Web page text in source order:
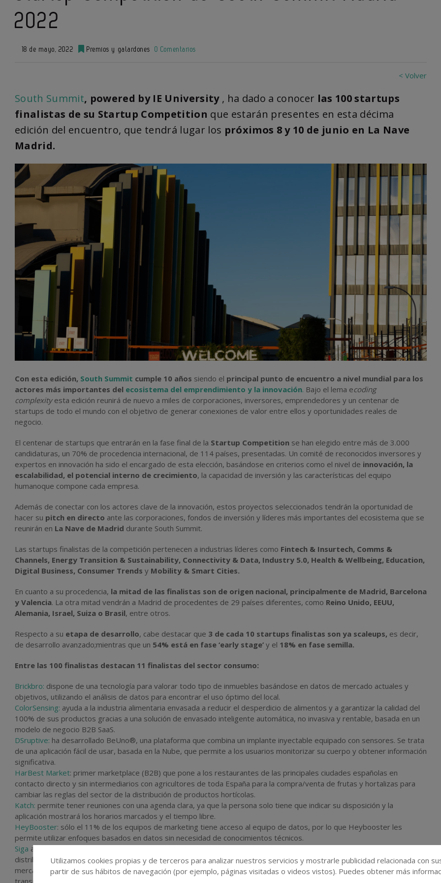
2022
18 de mayo, 2022 Premios y galardones 0 Comentarios
< Volver
South Summit, powered by IE University, ha dado a conocer las 100 startups
finalistas de su Startup Competition que estarán presentes en esta décima
edición del encuentro, que tendrá lugar los próximos 8 y 10 de junio en La Nave
Madrid.
Con esta edición, South Summit cumple 10 años siendo el principal punto de encuentro a nivel mundial para los
actores más importantes del ecosistema del emprendimiento y la innovación. Bajo el lema ecoding
complexityesta edición reunirá de nuevo a miles de corporaciones, inversores, emprendedores y un centenar de
startups de todo el mundo con el objetivo de generar conexiones de valor entre ellos y oportunidades reales de
negocio.
El centenar de startups que entrarán en la fase final de la Startup Competition se han elegido entre más de 3.000
candidaturas, un 70% de procedencia internacional, de 114 países, presentadas. Un comité de reconocidos inversores y
expertos en innovación ha sido el encargado de esta elección, basándose en criterios como el nivel de innovación, la
escalabilidad, el potencial interno de crecimiento, la capacidad de inversión y las características del equipo
humanoque compone cada empresa.
Además de conectar con los actores clave de la innovación, estos proyectos seleccionados tendrán la oportunidad de
hacer su pitch en directo ante las corporaciones, fondos de inversión y líderes más importantes del ecosistema que se
reunirán en La Nave de Madrid durante South Summit.
Las startups finalistas de la competición pertenecen a industrias líderes como Fintech & Insurtech, Comms &
Channels, Energy Transition & Sustainability, Connectivity & Data, Industry 5.0, Health & Wellbeing, Education,
Digital Business, Consumer Trends y Mobility & Smart Cities.
En cuanto a su procedencia, la mitad de las finalistas son de origen nacional, principalmente de Madrid, Barcelona
y Valencia. La otra mitad vendrán a Madrid de procedentes de 29 países diferentes, como Reino Unido, EEUU,
Alemania, Israel, Suiza o Brasil, entre otros.
Respecto a su etapa de desarrollo, cabe destacar que 3 de cada 10 startups finalistas son ya scaleups, es decir,
de desarrollo avanzado;mientras que un 54% está en fase ‘early stage’ y el 18% en fase semilla.
Entre las 100 finalistas destacan 11 finalistas del sector consumo:
Brickbro: dispone de una tecnología para valorar todo tipo de inmuebles basándose en datos de mercado actuales y
objetivos, utilizando el análisis de datos para encontrar el uso óptimo del local.
ColorSensing: ayuda a la industria alimentaria envasada a reducir el desperdicio de alimentos y a garantizar la calidad del
100% de sus productos gracias a una solución de envasado inteligente automática, no invasiva y rentable, basada en un
modelo de negocio B2B SaaS.
DSruptive: ha desarrollado BeUno®, una plataforma que combina un implante inyectable equipado con sensores. Se trata
de una aplicación fácil de usar, basada en la Nube, que permite a los usuarios monitorizar su cuerpo y obtener información
significativa.
HarBest Market: primer marketplace (B2B) que pone a los restaurantes de las principales ciudades españolas en
contacto directo y sin intermediarios con agricultores de toda España para la compra/venta de frutas y hortalizas para
cambiar las reglas del sector de la distribución de productos hortícolas.
Katch: permite tener reuniones con una agenda clara, ya que la persona solo tiene que indicar su disposición y la
aplicación mostrará los horarios marcados y el tiempo libre.
HeyBooster: sólo el 11% de los equipos de marketing tiene acceso al equipo de datos, por lo que Heybooster les
permite utilizar enfoques basados en datos sin necesidad de conocimientos técnicos.
Siga asesora y guía a todos los colaboradores de la cadena alimentaria (restauración colectiva, fabricantes,
distribuidores) en su transición hacia una oferta alimentaria más auténtica, evaluando sus productos, localizándolos en el
mercado, formando a los equipos en las apuestas de ultraprocesamiento, para (re)formular los productos y promover la
transparencia.
Utilizamos cookies propias y de terceros para analizar nuestros servicios y mostrarle publicidad relacionada con
partir de sus hábitos de navegación (por ejemplo, páginas visitadas o videos vistos). Puedes obtener más